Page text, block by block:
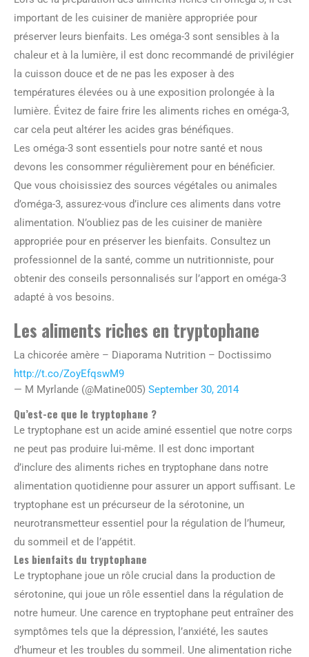
important de les cuisiner de manière appropriée pour
préserver leurs bienfaits. Les oméga-3 sont sensibles à la
chaleur et à la lumière, il est donc recommandé de privilégier
la cuisson douce et de ne pas les exposer à des
températures élevées ou à une exposition prolongée à la
lumière. Évitez de faire frire les aliments riches en oméga-3,
car cela peut altérer les acides gras bénéfiques.
Les oméga-3 sont essentiels pour notre santé et nous
devons les consommer régulièrement pour en bénéficier.
Que vous choisissiez des sources végétales ou animales
d’oméga-3, assurez-vous d’inclure ces aliments dans votre
alimentation. N’oubliez pas de les cuisiner de manière
appropriée pour en préserver les bienfaits. Consultez un
professionnel de la santé, comme un nutritionniste, pour
obtenir des conseils personnalisés sur l’apport en oméga-3
adapté à vos besoins.
Les aliments riches en tryptophane
La chicorée amère – Diaporama Nutrition – Doctissimo
http://t.co/ZoyEfqswM9
— M Myrlande (@Matine005) September 30, 2014
Qu’est-ce que le tryptophane ?
Le tryptophane est un acide aminé essentiel que notre corps
ne peut pas produire lui-même. Il est donc important
d’inclure des aliments riches en tryptophane dans notre
alimentation quotidienne pour assurer un apport suffisant. Le
tryptophane est un précurseur de la sérotonine, un
neurotransmetteur essentiel pour la régulation de l’humeur,
du sommeil et de l’appétit.
Les bienfaits du tryptophane
Le tryptophane joue un rôle crucial dans la production de
sérotonine, qui joue un rôle essentiel dans la régulation de
notre humeur. Une carence en tryptophane peut entraîner des
symptômes tels que la dépression, l’anxiété, les sautes
d’humeur et les troubles du sommeil. Une alimentation riche